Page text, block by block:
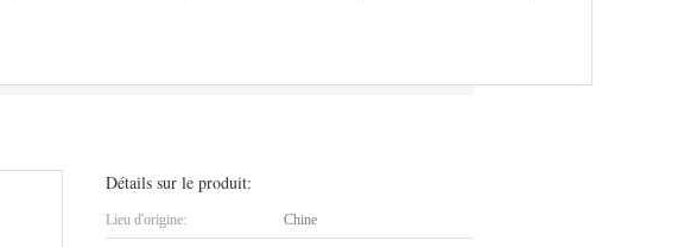
Détails sur le produit:
Lieu d'origine: Chine